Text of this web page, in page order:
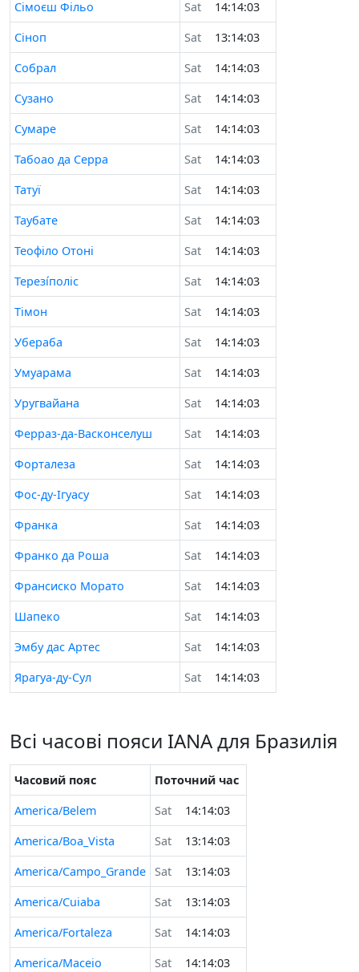
Сімоєш Фільо
Sat
14:14:03
Сіноп
Sat
13:14:03
Собрал
Sat
14:14:03
Сузано
Sat
14:14:03
Сумаре
Sat
14:14:03
Табоао да Серра
Sat
14:14:03
Татуї
Sat
14:14:03
Таубате
Sat
14:14:03
Теофіло Отоні
Sat
14:14:03
Терезі́поліс
Sat
14:14:03
Тімон
Sat
14:14:03
Убераба
Sat
14:14:03
Умуарама
Sat
14:14:03
Уругвайана
Sat
14:14:03
Ферраз-да-Васконселуш
Sat
14:14:03
Форталеза
Sat
14:14:03
Фос-ду-Ігуасу
Sat
14:14:03
Франка
Sat
14:14:03
Франко да Роша
Sat
14:14:03
Франсиско Морато
Sat
14:14:03
Шапеко
Sat
14:14:03
Эмбу дас Артес
Sat
14:14:03
Ярагуа-ду-Сул
Sat 14:14:03
Всі часові пояси IANA для Бразилія
Часовий пояс
Поточний час
America/Belem
Sat
14:14:03
America/Boa_Vista
Sat
13:14:03
America/Campo_Grande
Sat
13:14:03
America/Cuiaba
Sat
13:14:03
America/Fortaleza
Sat
14:14:03
America/Maceio
Sat
14:14:03